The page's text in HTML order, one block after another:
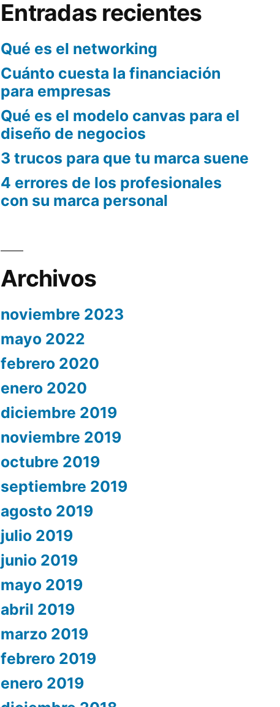
Entradas recientes
Qué es el networking
Cuánto cuesta la financiación
para empresas
Qué es el modelo canvas para el
diseño de negocios
3 trucos para que tu marca suene
4 errores de los profesionales
con su marca personal
Archivos
noviembre 2023
mayo 2022
febrero 2020
enero 2020
diciembre 2019
noviembre 2019
octubre 2019
septiembre 2019
agosto 2019
julio 2019
junio 2019
mayo 2019
abril 2019
marzo 2019
febrero 2019
enero 2019